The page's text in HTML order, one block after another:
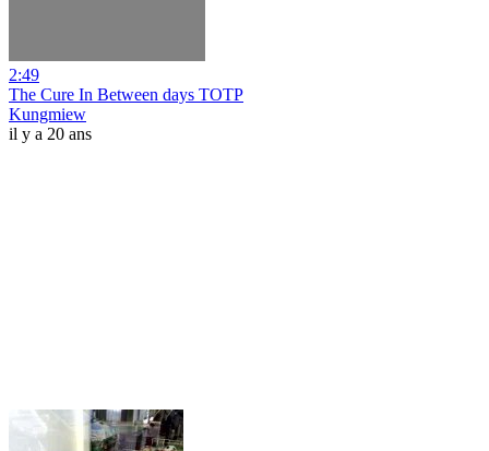
2:49
The Cure In Between days TOTP
Kungmiew
il y a 20 ans